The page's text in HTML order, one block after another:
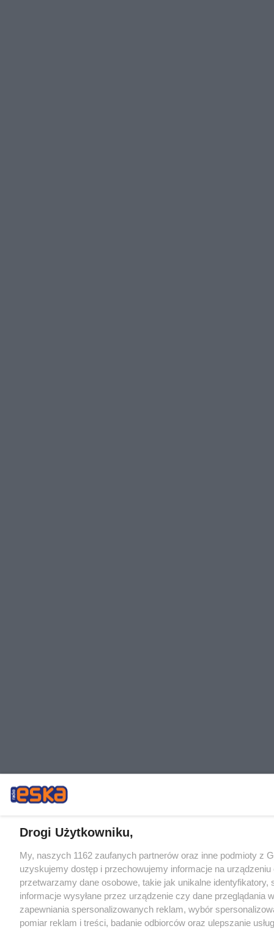
Drogi Użytkowniku,
My, naszych 1162 zaufanych partnerów oraz inne podmioty z
uzyskujemy dostęp i przechowujemy informacje na urządzeniu
przetwarzamy dane osobowe, takie jak unikalne identyfikatory,
informacje wysyłane przez urządzenie czy dane przeglądania
zapewniania spersonalizowanych reklam, wybór
pomiar reklam i treści, badanie odbiorców oraz ulepszanie